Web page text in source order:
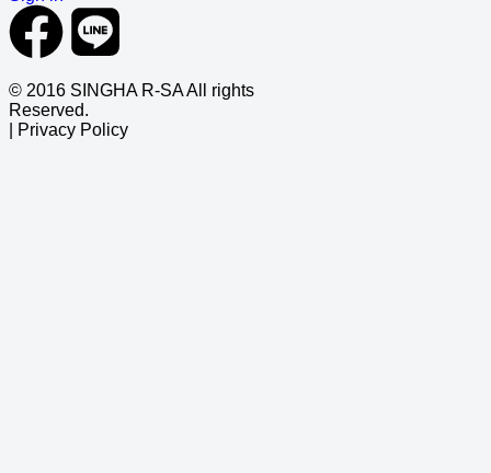
© 2016 SINGHA R-SA All rights
Reserved.
| Privacy Policy